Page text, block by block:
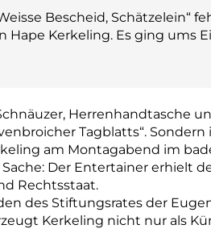
Bescheid, Schätzelein“
Hape Kerkeling. Es ging
Herrenhandtasche
Tagblatts“.
am Montagabend im
Der Entertainer erhielt
Rechtsstaat.
des Stiftungsrates der
Kerkeling nicht nur als